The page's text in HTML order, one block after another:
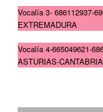
Vocalía 3- 686112937-
EXTREMADURA
Vocalía 4-665049621-
ASTURIAS-